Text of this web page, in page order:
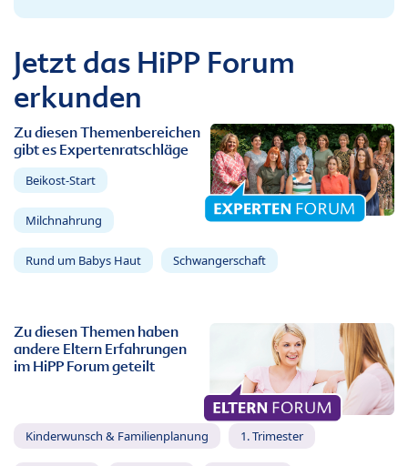
Jetzt das HiPP Forum
erkunden
Zu diesen Themenbereichen
gibt es Expertenratschläge
Beikost-Start
Milchnahrung
Rund um Babys Haut Schwangerschaft
Zu diesen Themen haben
andere Eltern Erfahrungen
im HiPP Forum geteilt
Kinderwunsch & Familienplanung 1. Trimester